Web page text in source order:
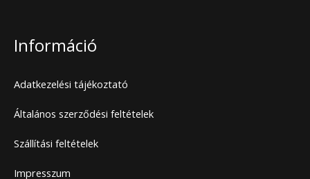
Információ
Adatkezelési tájékoztató
Általános szerződési feltételek
Szállítási feltételek
Impresszum